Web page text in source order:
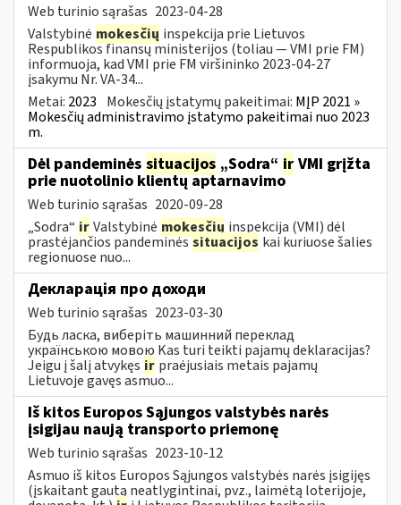
Web turinio sąrašas 2023-04-28
Valstybinė mokesčių inspekcija prie Lietuvos
Respublikos finansų ministerijos (toliau ― VMI prie FM)
informuoja, kad VMI prie FM viršininko 2023-04-27
įsakymu Nr. VA-34...
Metai: 2023 Mokesčių įstatymų pakeitimai: MĮP 2021 »
Mokesčių administravimo įstatymo pakeitimai nuo 2023
m.
Dėl pandeminės situacijos „Sodra“ ir VMI grįžta
prie nuotolinio klientų aptarnavimo
Web turinio sąrašas 2020-09-28
„Sodra“ irValstybinė mokesčių inspekcija (VMI) dėl
prastėjančios pandeminėssituacijos kai kuriuose šalies
regionuose nuo...
Декларація про доходи
Web turinio sąrašas 2023-03-30
Будь ласка, виберіть машинний переклад
українською мовою Kas turi teikti pajamų deklaracijas?
Jeigu į šalį atvykęs ir praėjusiais metais pajamų
Lietuvoje gavęs asmuo...
Iš kitos Europos Sąjungos valstybės narės
įsigijau naują transporto priemonę
Web turinio sąrašas 2023-10-12
Asmuo iš kitos Europos Sąjungos valstybės narės įsigijęs
(įskaitant gautą neatlygintinai, pvz., laimėtą loterijoje,